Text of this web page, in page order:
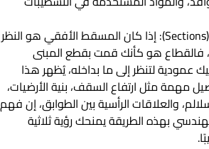
القطاعات (Sections): إذا كان المسقط الأفقي هو النظر
فالقطاع هو كأنك قمت بقطع المبنى
عمودية لتنظر إلى ما بداخله، يُظهر هذا
مهمة مثل ارتفاع السقف، بنية الأرضيات،
والعلاقات الرأسية بين الطوابق، إن فهم
بهذه الطريقة يمنحك رؤية ثلاثية